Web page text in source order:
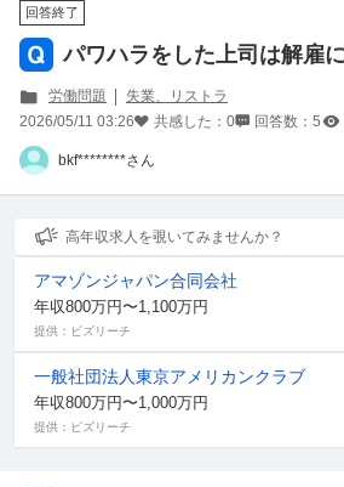
回答終了
パワハラをした上司は解雇
労働問題
失業、リストラ
2026/05/11 03:26
共感した： 0 回答数： 5
bkf********さん
高年収求人を覗いてみませんか？
アマゾンジャパン合同会社
年収800万円〜1,100万円
提供：ビズリーチ
一般社団法人東京アメリカンクラブ
年収800万円〜1,000万円
提供：ビズリーチ